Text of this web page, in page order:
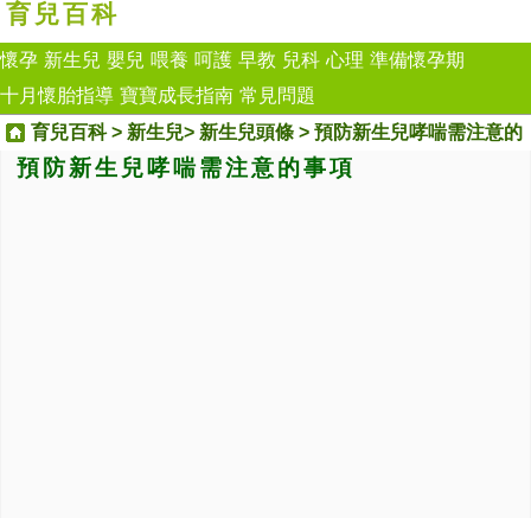
育兒百科
懷孕 新生兒 嬰兒 喂養 呵護 早教 兒科 心理 準備懷孕期
十月懷胎指導 寶寶成長指南 常見問題
育兒百科> 新生兒> 新生兒頭條 > 預防新生兒哮喘需注意的
事項
預防新生兒哮喘需注意的事項